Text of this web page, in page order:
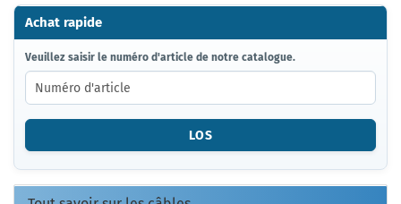
Achat rapide
VEUILLEZ
SAISIR
LE
NUMÉRO
D'ARTICLE
NOTRE
CATALOGUE.
Veuillez saisir le numéro d'article de notre catalogue.
LOS